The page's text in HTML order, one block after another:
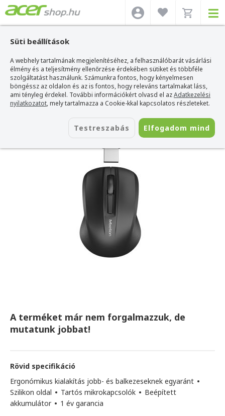
Süti beállítások
A webhely tartalmának megjelenítéséhez, a felhasználóbarát vásárlási
élmény és a teljesítmény ellenőrzése érdekében sütiket és többféle
szolgáltatást használunk. Számunkra fontos, hogy kényelmesen
böngéssz az oldalon és az is fontos, hogy releváns tartalmakat láss,
ami tényleg érdekel. További információkért olvasd el azAdatkezelési
nyilatkozatot, mely tartalmazza a Cookie-kkal kapcsolatos részleteket.
Testreszabás Elfogadom mind
Acer webshop>Kiegészítők>Egerek >Meetion Egerek>Meetion MiniGo 2.4
Ghz Black Wireless Egér
Meetion MiniGo 2.4 Ghz Black Wireless
Egér
Azonosító: MINIGOBLACK
A terméket már nem forgalmazzuk, de
mutatunk jobbat!
Rövid specifikáció
Ergonómikus kialakítás jobb- és balkezeseknek egyaránt •
Szilikon oldal • Tartós mikrokapcsolók • Beépített
akkumulátor • 1 év garancia